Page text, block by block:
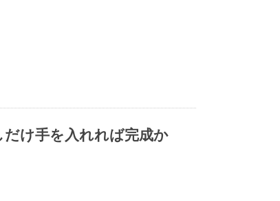
け手を入れれば完成か